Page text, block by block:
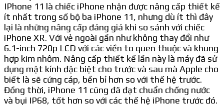
IPhone 11 là chiếc iPhone nhận được nâng cấp thiết kế
ít nhất trong số bộ ba iPhone 11, nhưng dù ít thì đây
lại là những nâng cấp đáng giá khi so sánh với chiếc
iPhone XR. Với vẻ ngoài gần như không thay đổi như
6.1-inch 720p LCD với các viền to quen thuộc và khung
hợp kim nhôm. Nâng cấp thiết kế lần này là máy đã sử
dụng mặt kính đặc biệt cho trước và sau mà Apple cho
biết là sẽ cứng cáp, bền bỉ hơn so với thế hệ trước.
Đồng thời, iPhone 11 cũng đã đạt chuẩn chống nước
và bụi IP68, tốt hơn so với các thế hệ iPhone trước đó.